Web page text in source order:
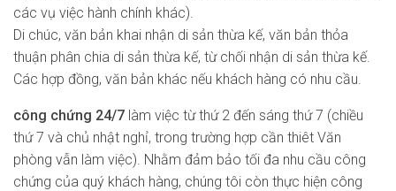
các vụ việc hành chính khác).
Di chúc, văn bản khai nhận di sản thừa kế, văn bản thỏa
thuận phân chia di sản thừa kế, từ chối nhận di sản thừa kế.
Các hợp đồng, văn bản khác nếu khách hàng có nhu cầu.
công chứng 24/7 làm việc từ thứ 2 đến sáng thứ 7 (chiều
thứ 7 và chủ nhật nghỉ, trong trường hợp cần thiêt Văn
phòng vẫn làm việc). Nhằm đảm bảo tối đa nhu cầu công
chứng của quý khách hàng, chúng tôi còn thực hiện công